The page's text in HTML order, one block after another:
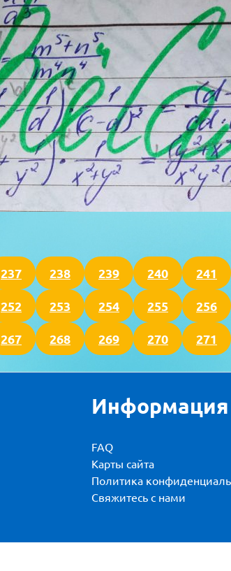
237 238 239 240 241
252 253 254 255 256
267 268 269 270 271
Информация
FAQ
Карты сайта
Политика
Свяжитесь с нами